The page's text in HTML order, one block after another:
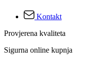
Kontakt
Provjerena kvaliteta
Sigurna online kupnja